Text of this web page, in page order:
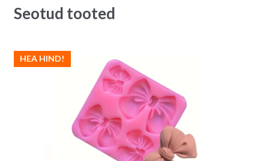
Seotud tooted
HEA HIND!